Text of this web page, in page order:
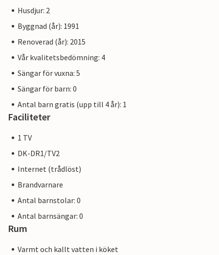
Husdjur: 2
Byggnad (år): 1991
Renoverad (år): 2015
Vår kvalitetsbedömning: 4
Sängar för vuxna: 5
Sängar för barn: 0
Antal barn gratis (upp till 4 år): 1
Faciliteter
1 TV
DK-DR1/TV2
Internet (trådlöst)
Brandvarnare
Antal barnstolar: 0
Antal barnsängar: 0
Rum
Varmt och kallt vatten i köket